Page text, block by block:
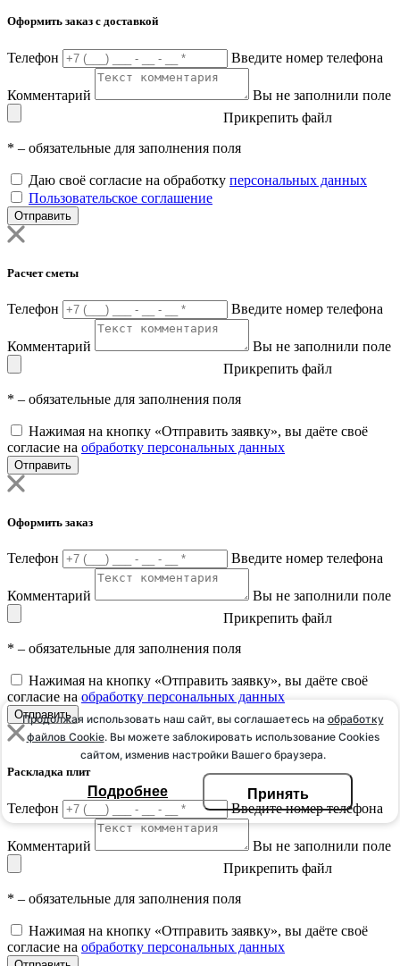
Продолжая использовать наш сайт, вы соглашаетесь на обработку
файлов Сookie. Вы можете заблокировать использование Cookies
сайтом, изменив настройки Вашего браузера.
Подробнее Принять
Оформить заказ с доставкой
Телефон Введите номер телефона
Комментарий
Вы не заполнили поле
Прикрепить файл
* – обязательные для заполнения поля
Даю своё согласие на обработку персональных данных
Пользовательское соглашение
Отправить
Расчет сметы
Телефон Введите номер телефона
Комментарий
Вы не заполнили поле
Прикрепить файл
* – обязательные для заполнения поля
Нажимая на кнопку «Отправить заявку», вы даёте своё
согласие на обработку персональных данных
Отправить
Оформить заказ
Телефон Введите номер телефона
Комментарий
Вы не заполнили поле
Прикрепить файл
* – обязательные для заполнения поля
Нажимая на кнопку «Отправить заявку», вы даёте своё
согласие на обработку персональных данных
Отправить
Раскладка плит
Телефон Введите номер телефона
Комментарий
Вы не заполнили поле
Прикрепить файл
* – обязательные для заполнения поля
Нажимая на кнопку «Отправить заявку», вы даёте своё
согласие на обработку персональных данных